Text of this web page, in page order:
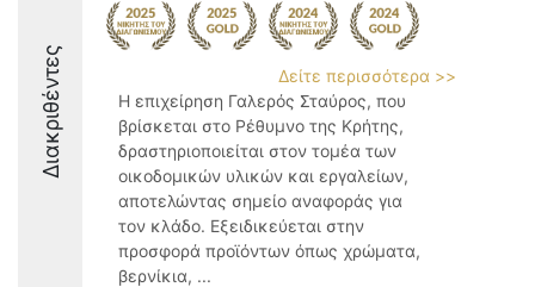
Διακριθέντες
Δείτε περισσότερα >>
Η επιχείρηση Γαλερός Σταύρος, που
βρίσκεται στο Ρέθυμνο της Κρήτης,
δραστηριοποιείται στον τομέα των
οικοδομικών υλικών και εργαλείων,
αποτελώντας σημείο αναφοράς για
τον κλάδο. Εξειδικεύεται στην
προσφορά προϊόντων όπως χρώματα,
βερνίκια, ...